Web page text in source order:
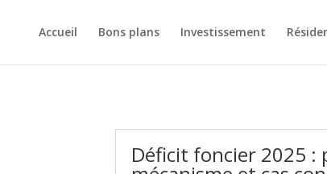
Accueil Bons plans Investissement
Déficit foncier 2025 :